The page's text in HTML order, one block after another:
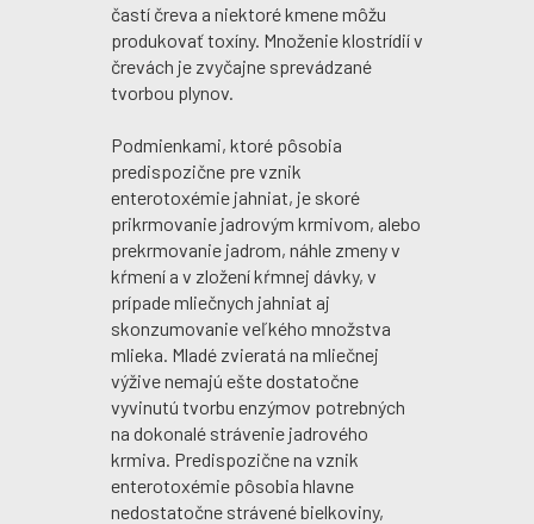
častí čreva a niektoré kmene môžu
produkovať toxíny. Množenie klostrídií v
črevách je zvyčajne sprevádzané
tvorbou plynov.
Podmienkami, ktoré pôsobia
predispozične pre vznik
enterotoxémie jahniat, je skoré
prikrmovanie jadrovým krmivom, alebo
prekrmovanie jadrom, náhle zmeny v
kŕmení a v zložení kŕmnej dávky, v
prípade mliečnych jahniat aj
skonzumovanie veľkého množstva
mlieka. Mladé zvieratá na mliečnej
výžive nemajú ešte dostatočne
vyvinutú tvorbu enzýmov potrebných
na dokonalé strávenie jadrového
krmiva. Predispozične na vznik
enterotoxémie pôsobia hlavne
nedostatočne strávené bielkoviny,